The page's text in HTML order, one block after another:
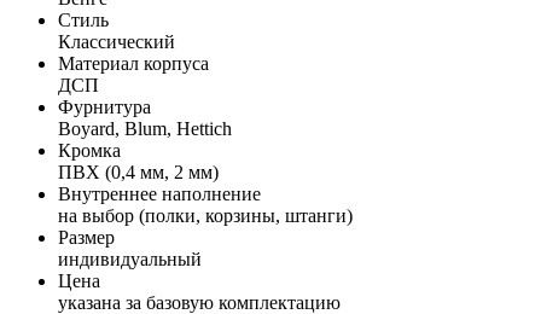
Стиль
Классический
Материал корпуса
ДСП
Фурнитура
Boyard, Blum, Hettich
Кромка
ПВХ (0,4 мм, 2 мм)
Внутреннее наполнение
на выбор (полки, корзины, штанги)
Размер
индивидуальный
Цена
указана за базовую комплектацию